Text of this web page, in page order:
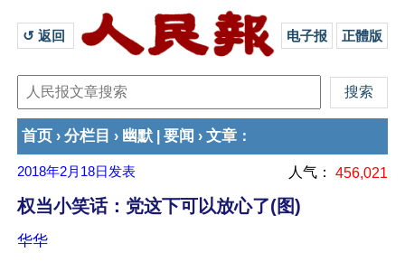
↺ 返回 电子报 正體版
首页 › 分栏目 › 幽默 要闻 › 文章 ：
2018年2月18日 发表 人气： 456,021
权当小笑话：党这下可以放心了(图)
华华